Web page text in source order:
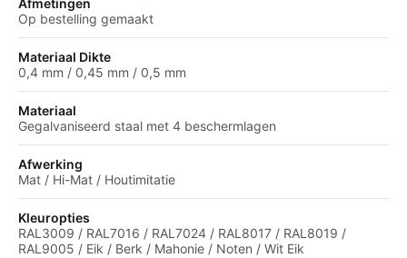
Afmetingen
Op bestelling gemaakt
Materiaal Dikte
0,4 mm / 0,45 mm / 0,5 mm
Materiaal
Gegalvaniseerd staal met 4 beschermlagen
Afwerking
Mat / Hi-Mat / Houtimitatie
Kleuropties
RAL3009 / RAL7016 / RAL7024 / RAL8017 / RAL8019 /
RAL9005 / Eik / Berk / Mahonie / Noten / Wit Eik